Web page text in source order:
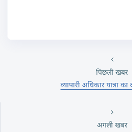
पिछली खबर
व्यापारी अधिकार यात्रा का
अगली खबर